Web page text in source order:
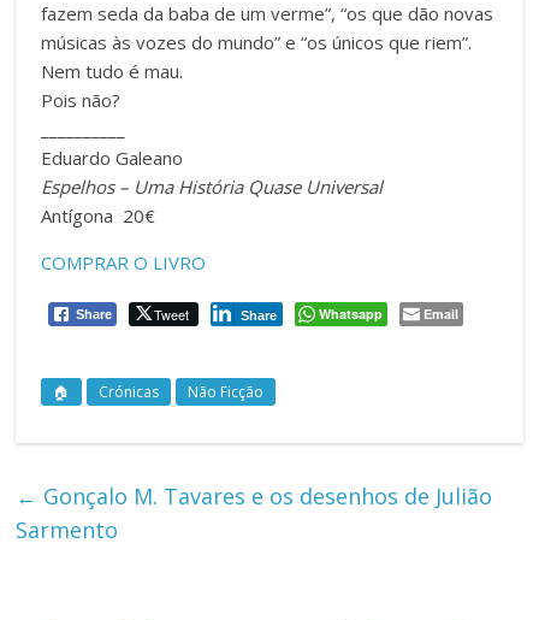
fazem seda da baba de um verme”, “os que dão novas
músicas às vozes do mundo” e “os únicos que riem”.
Nem tudo é mau.
Pois não?
Eduardo Galeano
Espelhos – Uma História Quase Universal
Antígona 20€
COMPRAR O LIVRO
Share Tweet Share Whatsapp Email
🏠 Crónicas Não Ficção
← Gonçalo M. Tavares e os desenhos de Julião
Sarmento